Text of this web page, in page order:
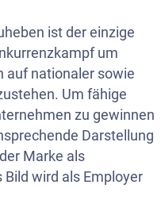
ist der einzige
um
auf nationaler sowie
Um fähige
zu gewinnen
Darstellung
Marke als
wird als Employer